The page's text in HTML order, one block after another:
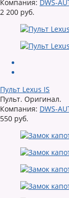
Компания: DWS-
2 200 руб.
Пульт Lexus IS
Пульт. Оригинал.
Компания: DWS-
550 руб.